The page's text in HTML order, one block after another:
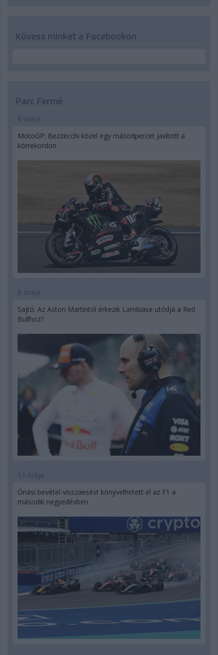
Kövess minket a Facebookon
Parc Fermé
8 órája
MotoGP: Bezzecchi közel egy másodpercet javított a
körrekordon
8 órája
Sajtó: Az Aston Martintól érkezik Lambiase utódja a Red
Bullhoz?
13 órája
Óriási bevétel-visszaesést könyvelhetett el az F1 a
második negyedévben